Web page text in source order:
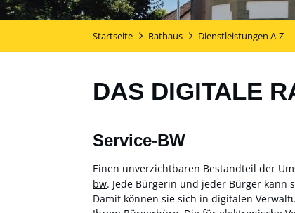
Startseite Rathaus Dienstleistungen A-Z
DAS DIGITALE
Service-BW
Einen unverzichtbaren Bestandteil der
bw. Jede Bürgerin und jeder Bürger kann
Damit können sie sich in digitalen